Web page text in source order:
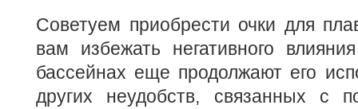
Советуем приобрести очки для
вам избежать негативного
бассейнах еще продолжают его
других неудобств, связанных с